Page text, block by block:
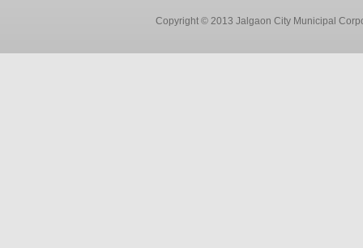
Copyright © 2013 Jalgaon City Municipal